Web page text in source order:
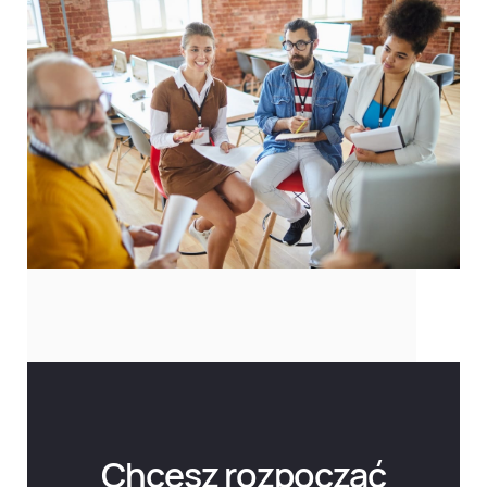
Chcesz rozpocząć